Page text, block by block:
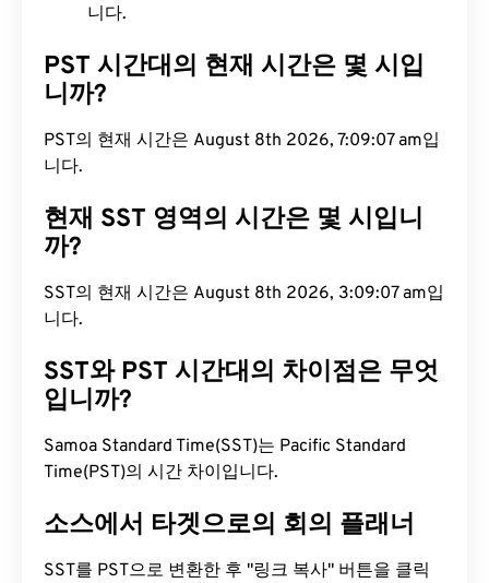
니다.
PST 시간대의 현재 시간은 몇 시입
니까?
PST의 현재 시간은 August 8th 2026, 7:09:08 am입
니다.
현재 SST 영역의 시간은 몇 시입니
까?
SST의 현재 시간은 August 8th 2026, 3:09:08 am
입니다.
SST와 PST 시간대의 차이점은 무엇
입니까?
Samoa Standard Time(SST)는 Pacific Standard
Time(PST)의 시간 차이입니다.
소스에서 타겟으로의 회의 플래너
SST를 PST으로 변환한 후 "링크 복사" 버튼을 클릭